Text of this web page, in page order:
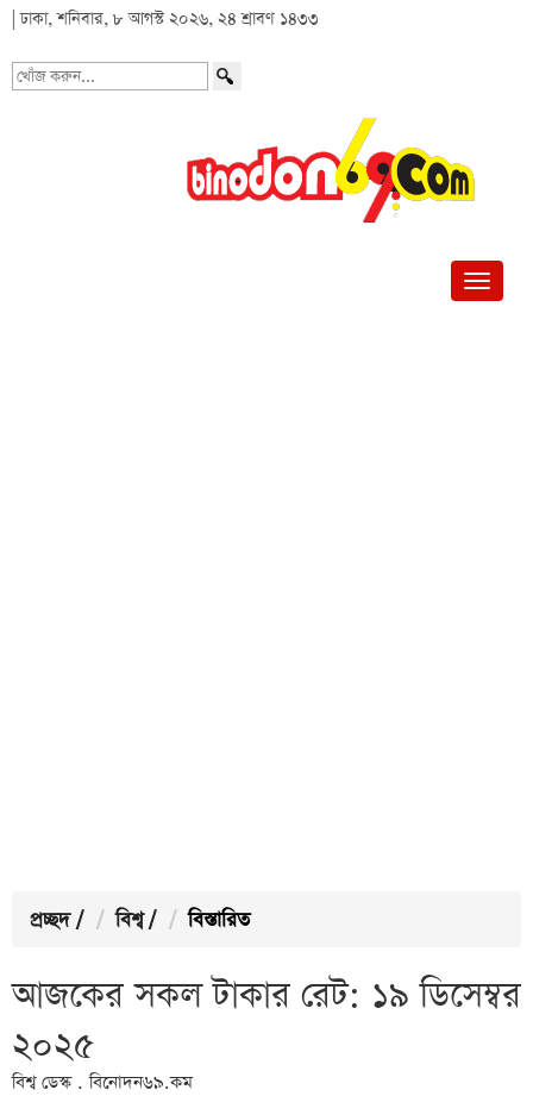
| ঢাকা, শনিবার, ৮ আগস্ট ২০২৬, ২৪ শ্রাবণ ১৪৩৩
খোঁজ
প্রচ্ছদ / বিশ্ব / বিস্তারিত
আজকের সকল টাকার রেট: ১৯ ডিসেম্বর
২০২৫
বিশ্ব ডেস্ক . বিনোদন৬৯.কম